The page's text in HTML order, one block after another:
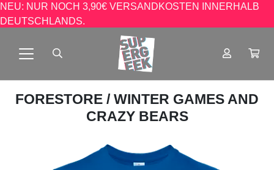
NEU: NUR NOCH 3,90€ VERSANDKOSTEN INNERHALB
DEUTSCHLANDS.
FORESTORE / WINTER GAMES AND
CRAZY BEARS